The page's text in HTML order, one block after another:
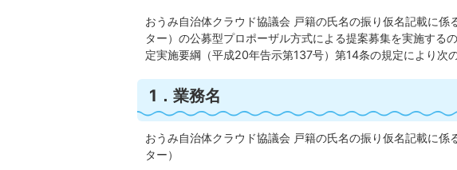
おうみ自治体クラウド協議会 戸籍の氏名の振り仮名記載に
ター）の公募型プロポーザル方式による提案募集を実施する
定実施要綱（平成20年告示第137号）第14条の規定により次
1．業務名
おうみ自治体クラウド協議会 戸籍の氏名の振り仮名記載に
ター）